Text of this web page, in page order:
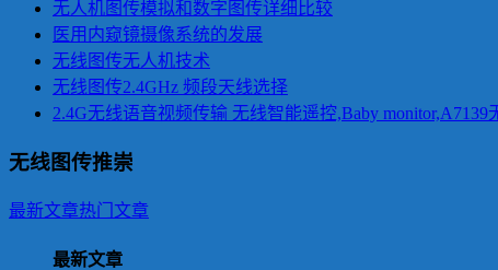
无人机图传模拟和数字图传详细比较
医用内窥镜摄像系统的发展
无线图传无人机技术
无线图传2.4GHz 频段天线选择
2.4G无线语音视频传输 无线智能遥控,Baby monitor,A7139
无线图传推崇
最新文章热门文章
最新文章